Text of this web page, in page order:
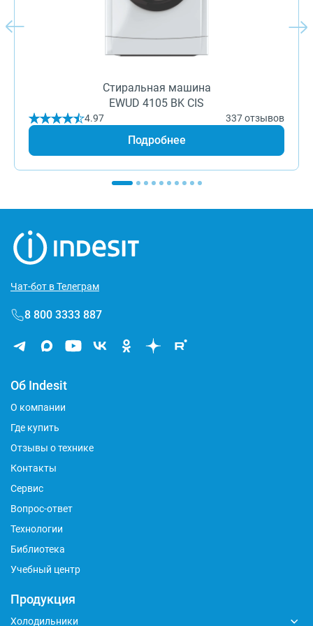
Стиральная машина
EWUD 4105 BK CIS
4.97 337 отзывов
Подробнее
Чат-бот в Телеграм
8 800 3333 887
Об Indesit
О компании
Где купить
Отзывы о технике
Контакты
Сервис
Вопрос-ответ
Технологии
Библиотека
Учебный центр
Продукция
Холодильники